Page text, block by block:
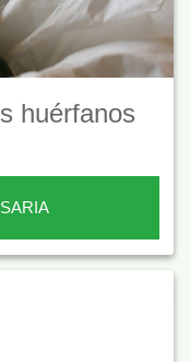
huérfanos